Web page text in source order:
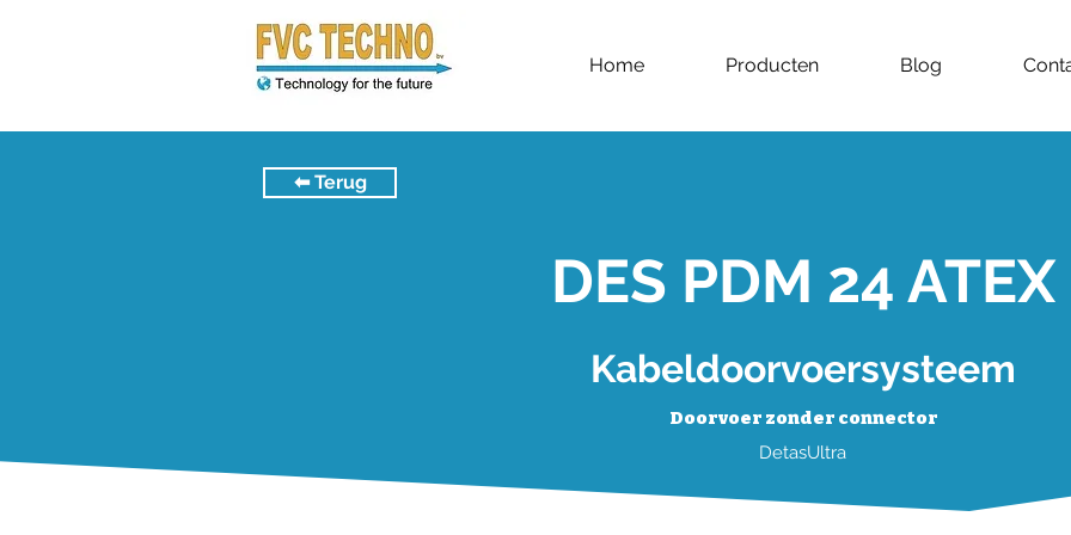
Home Producten Blog
⬅︎ Terug
Kabeldoorvoersysteem
Doorvoer zonder connector
DetasUltra
DES PDM 24 ATEX